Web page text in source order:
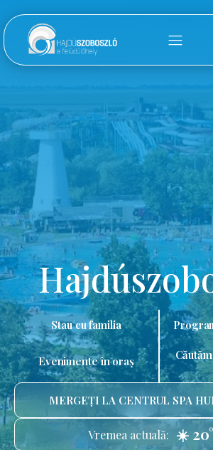
Stau cu familia
Evenimente în oraș
MERGEȚI LA CENTRUL SPA
Vremea actuală: ☀️